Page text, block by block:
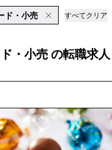
ド・小売 すべてクリア
・小売 の転職求人